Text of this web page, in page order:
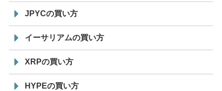
JPYCの買い方
イーサリアムの買い方
XRPの買い方
HYPEの買い方